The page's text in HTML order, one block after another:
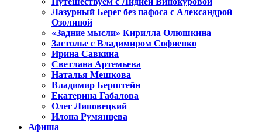
Лазурный Берег без пафоса с Александрой
Озолиной
«Задние мысли» Кирилла Олюшкина
Застолье с Владимиром Софиенко
Ирина Савкина
Светлана Артемьева
Наталья Мешкова
Владимир Берштейн
Екатерина Габалова
Олег Липовецкий
Илона Румянцева
Афиша